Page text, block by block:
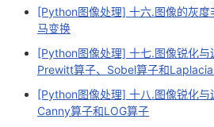
[Python图像处理] 十六.图像的灰度
马变换
[Python图像处理] 十七.图像锐化与
Prewitt算子、Sobel算子和
[Python图像处理] 十八.图像锐化与
Canny算子和LOG算子